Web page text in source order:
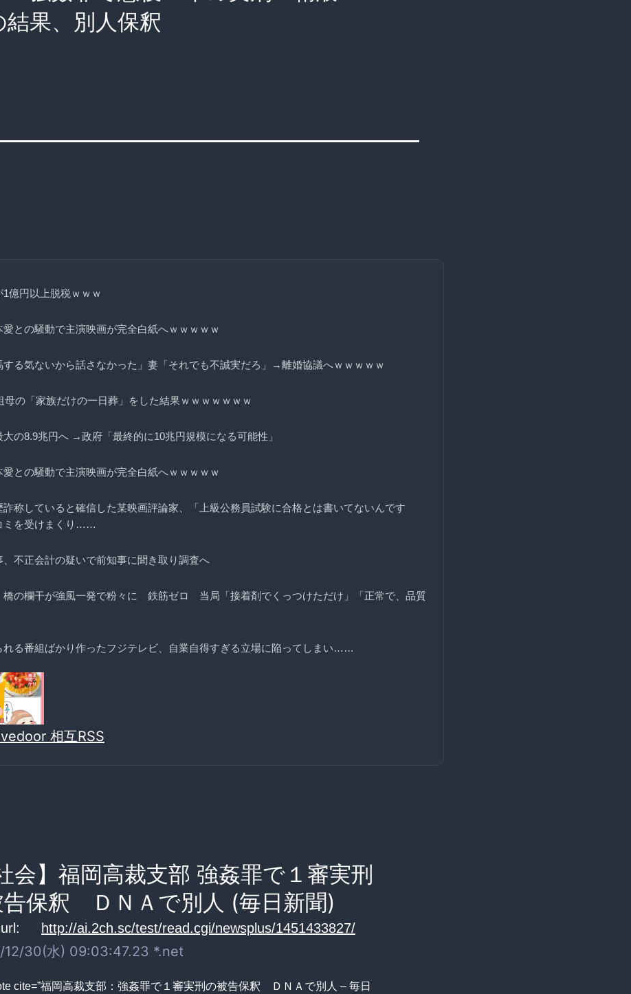
果、別人保釈
億円以上脱税ｗｗｗ
との騒動で主演映画が完全白紙へｗｗｗｗｗ
する気ないから話さなかった」妻「それでも不誠実だろ」→離婚協議へｗｗｗｗｗ
母の「家族だけの一日葬」をした結果ｗｗｗｗｗｗｗ
大の8.9兆円へ →政府「最終的に10兆円規模になる可能性」
との騒動で主演映画が完全白紙へｗｗｗｗｗ
称していると確信した某映画評論家、「上級公務員試験に合格とは書いてないんです
ミを受けまくり……
不正会計の疑いで前知事に聞き取り調査へ
橋の欄干が強風一発で粉々に 鉄筋ゼロ 当局「接着剤でくっつけただけ」「正常で、品質
れる番組ばかり作ったフジテレビ、自業自得すぎる立場に陥ってしまい……
相互RSS
会】福岡高裁支部 強姦罪で１審実刑
告保釈 ＤＮＡで別人 (毎日新聞)
http://ai.2ch.sc/test/read.cgi/newsplus/1451433827/
12/30(水) 09:03:47.23 *.net
cite=”福岡高裁支部：強姦罪で１審実刑の被告保釈 ＤＮＡで別人 – 毎日